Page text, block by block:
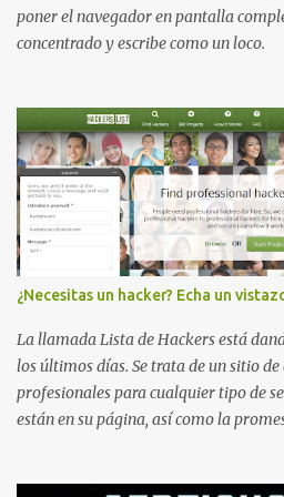
Visualiza la información detallada d...
poner el navegador en pantalla
concentrado y escribe como un loco.
¿Necesitas un hacker? Echa un
La llamada Lista de Hackers está
los últimos días. Se trata de un sitio
profesionales para cualquier tipo de
están en su página, así como la